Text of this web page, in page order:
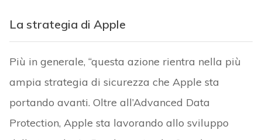
La strategia di Apple
Più in generale, “questa azione rientra nella più
ampia strategia di sicurezza che Apple sta
portando avanti. Oltre all’Advanced Data
Protection, Apple sta lavorando allo sviluppo